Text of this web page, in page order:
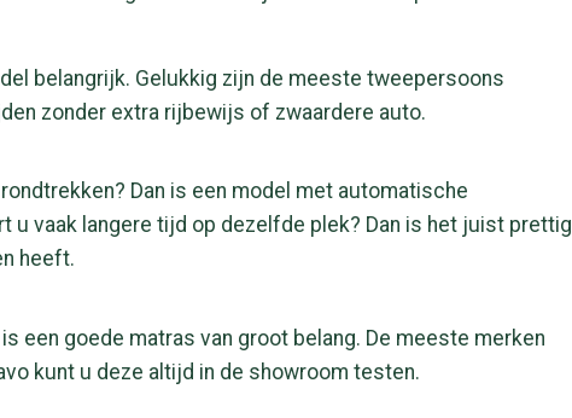
belangrijk. Gelukkig zijn de meeste tweepersoons
zonder extra rijbewijs of zwaardere auto.
Dan is een model met automatische
vaak langere tijd op dezelfde plek? Dan is het juist prettig
heeft.
een goede matras van groot belang. De meeste merken
kunt u deze altijd in de showroom testen.